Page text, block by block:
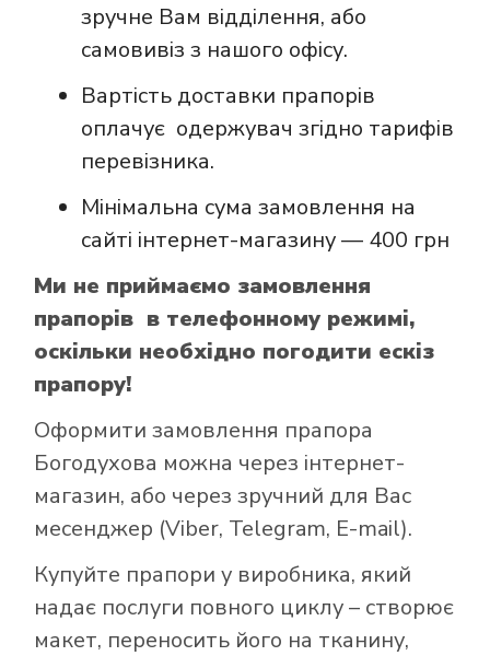
зручне Вам відділення, або
самовивіз з нашого офісу.
Вартість доставки прапорів
оплачує одержувач згідно тарифів
перевізника.
Мінімальна сума замовлення на
сайті інтернет-магазину — 400 грн
Ми не приймаємо замовлення
прапорів в телефонному режимі,
оскільки необхідно погодити ескіз
прапору!
Оформити замовлення прапора
Богодухова можна через інтернет-
магазин, або через зручний для Вас
месенджер (Viber, Telegram, E-mail).
Купуйте прапори у виробника, який
надає послуги повного циклу – створює
макет, переносить його на тканину,